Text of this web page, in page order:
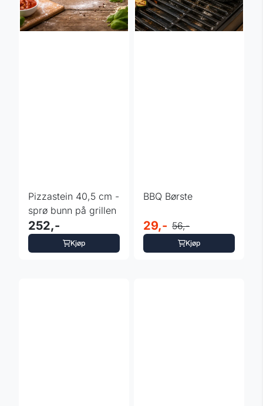
Pizzastein 40,5 cm -
sprø bunn på grillen
252,-
Kjøp
BBQ Børste
29,- 56,-
Kjøp